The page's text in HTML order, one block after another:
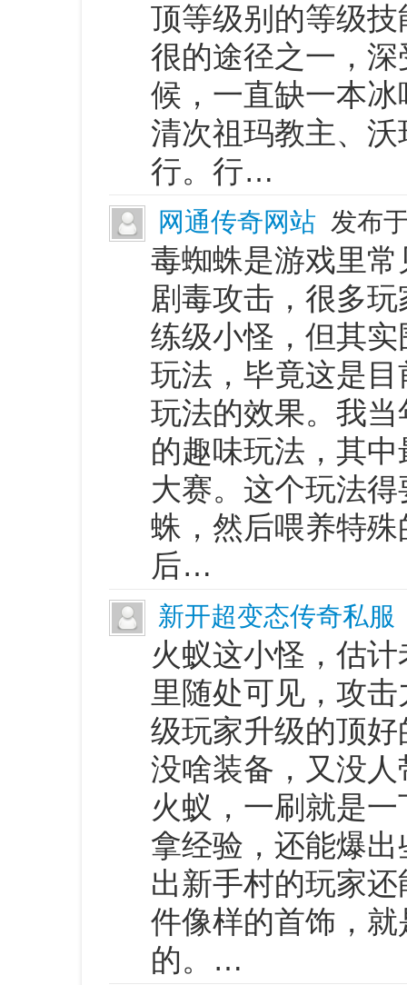
顶等级别的等级
很的途径之一，
候，一直缺一本
清次祖玛教主、
行。行…
网通传奇网站 发布
毒蜘蛛是游戏里
剧毒攻击，很多
练级小怪，但其
玩法，毕竟这是
玩法的效果。我
的趣味玩法，其
大赛。这个玩法
蛛，然后喂养特
后…
新开超变态传奇私服
火蚁这小怪，估
里随处可见，攻
级玩家升级的顶
没啥装备，又没
火蚁，一刷就是
拿经验，还能爆
出新手村的玩家
件像样的首饰，
的。…